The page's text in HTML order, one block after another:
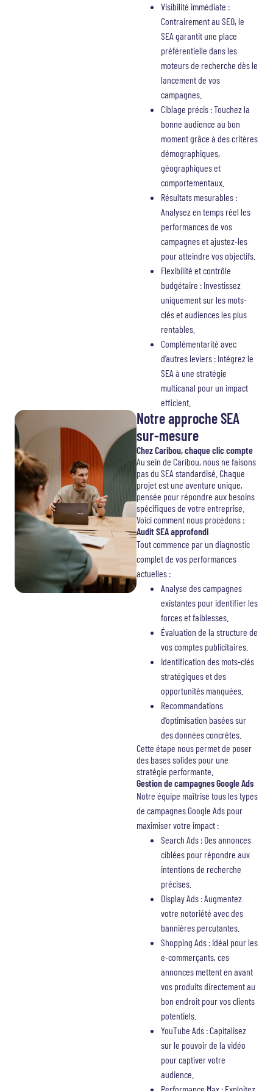
Visibilité immédiate :
Contrairement au SEO, le
SEA garantit une place
préférentielle dans les
moteurs de recherche dès le
lancement de vos
campagnes.
Ciblage précis : Touchez la
bonne audience au bon
moment grâce à des critères
démographiques,
géographiques et
comportementaux.
Résultats mesurables :
Analysez en temps réel les
performances de vos
campagnes et ajustez-les
pour atteindre vos objectifs.
Flexibilité et contrôle
budgétaire : Investissez
uniquement sur les mots-
clés et audiences les plus
rentables.
Complémentarité avec
d’autres leviers : Intégrez le
SEA à une stratégie
multicanal pour un impact
efficient.
Notre approche SEA
sur-mesure
Chez Caribou, chaque clic compte
Au sein de Caribou, nous ne faisons
pas du SEA standardisé. Chaque
projet est une aventure unique,
pensée pour répondre aux besoins
spécifiques de votre entreprise.
Voici comment nous procédons :
Audit SEA approfondi
Tout commence par un diagnostic
complet de vos performances
actuelles :
Analyse des campagnes
existantes pour identifier les
forces et faiblesses.
Évaluation de la structure de
vos comptes publicitaires.
Identification des mots-clés
stratégiques et des
opportunités manquées.
Recommandations
d’optimisation basées sur
des données concrètes.
Cette étape nous permet de poser
des bases solides pour une
stratégie performante.
Gestion de campagnes Google Ads
Notre équipe maîtrise tous les types
de campagnes Google Ads pour
maximiser votre impact :
Search Ads : Des annonces
ciblées pour répondre aux
intentions de recherche
précises.
Display Ads : Augmentez
votre notoriété avec des
bannières percutantes.
Shopping Ads : Idéal pour les
e-commerçants, ces
annonces mettent en avant
vos produits directement au
bon endroit pour vos clients
potentiels.
YouTube Ads : Capitalisez
sur le pouvoir de la vidéo
pour captiver votre
audience.